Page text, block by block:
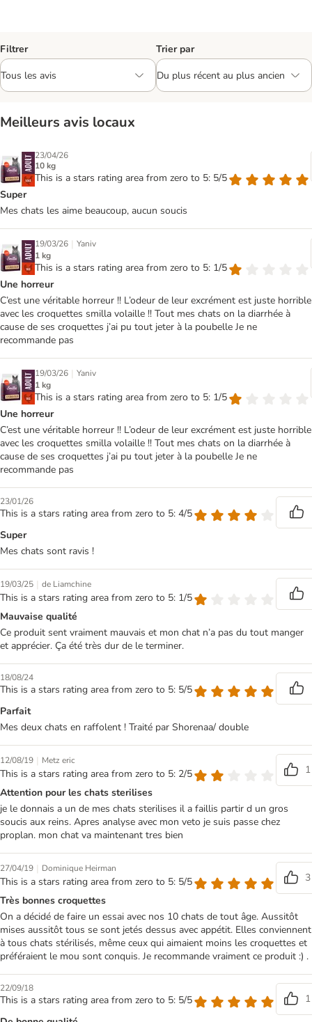
Filtrer Trier par
Meilleurs avis locaux
23/04/26
10 kg
This is a stars rating area from zero to 5: 5/5
Super
Mes chats les aime beaucoup, aucun soucis
19/03/26 | Yaniv
1 kg
This is a stars rating area from zero to 5: 1/5
Une horreur
C’est une véritable horreur !! L’odeur de leur excrément est juste horrible
avec les croquettes smilla volaille !! Tout mes chats on la diarrhée à
cause de ses croquettes j’ai pu tout jeter à la poubelle Je ne
recommande pas
19/03/26 | Yaniv
1 kg
This is a stars rating area from zero to 5: 1/5
Une horreur
C’est une véritable horreur !! L’odeur de leur excrément est juste horrible
avec les croquettes smilla volaille !! Tout mes chats on la diarrhée à
cause de ses croquettes j’ai pu tout jeter à la poubelle Je ne
recommande pas
23/01/26
This is a stars rating area from zero to 5: 4/5
Super
Mes chats sont ravis !
19/03/25 | de Liamchine
This is a stars rating area from zero to 5: 1/5
Mauvaise qualité
Ce produit sent vraiment mauvais et mon chat n’a pas du tout manger
et apprécier. Ça été très dur de le terminer.
18/08/24
This is a stars rating area from zero to 5: 5/5
Parfait
Mes deux chats en raffolent ! Traité par Shorenaa/ double
12/08/19 | Metz eric
This is a stars rating area from zero to 5: 2/5
1
Attention pour les chats sterilises
je le donnais a un de mes chats sterilises il a faillis partir d un gros
soucis aux reins. Apres analyse avec mon veto je suis passe chez
proplan. mon chat va maintenant tres bien
27/04/19 | Dominique Heirman
This is a stars rating area from zero to 5: 5/5
3
Très bonnes croquettes
On a décidé de faire un essai avec nos 10 chats de tout âge. Aussitôt
mises aussitôt tous se sont jetés dessus avec appétit. Elles conviennent
à tous chats stérilisés, même ceux qui aimaient moins les croquettes et
préféraient le mou sont conquis. Je recommande vraiment ce produit :) .
22/09/18
This is a stars rating area from zero to 5: 5/5
1